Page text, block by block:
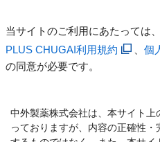
当サイトのご利用にあたっては、
PLUS CHUGAI利用規約
、個
の同意が必要です。
中外製薬株式会社は、本サイト
っておりますが、内容の正確性